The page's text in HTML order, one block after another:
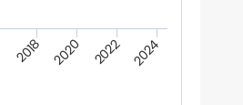
2018 2020 2022 2024